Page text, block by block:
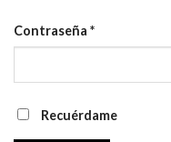
Contraseña *
Recuérdame